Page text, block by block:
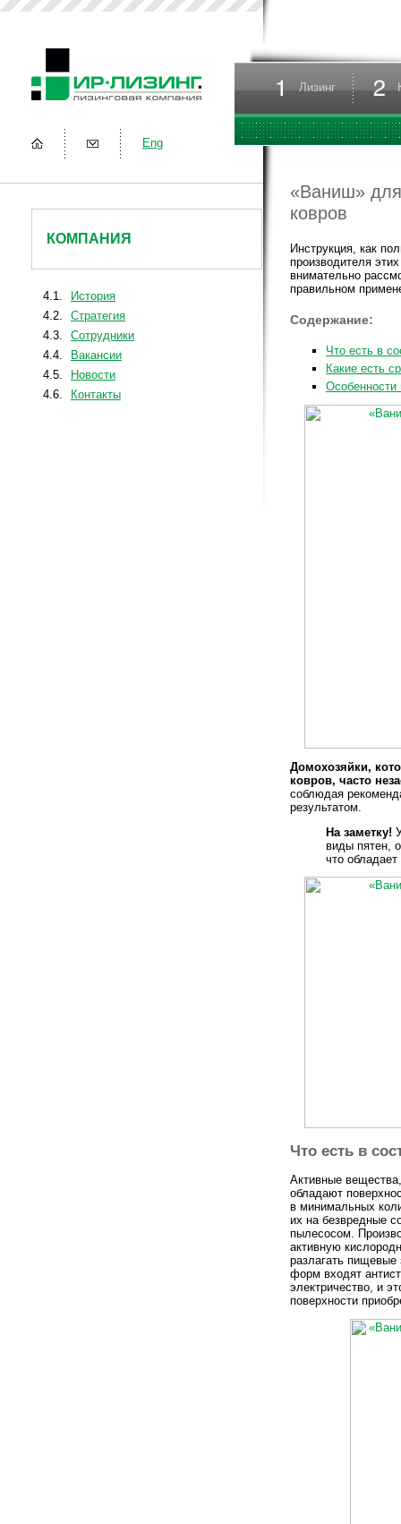
Eng
КОМПАНИЯ
4.1.
История
4.2.
Стратегия
4.3.
Сотрудники
4.4.
Вакансии
4.5.
Новости
4.6.
Контакты
Лизинг
«Ваниш» для
ковров
Инструкция, как
производителя
внимательно
правильном
Содержание:
Что есть в
Какие есть
Особенности
Домохозяйки,
ковров, часто
соблюдая
результатом.
На заметку!
виды пятен,
что
Что есть в
Активные
обладают
в минимальных
их на безвредные
пылесосом.
активную
разлагать пищевые
форм входят
электричество, и
поверхности